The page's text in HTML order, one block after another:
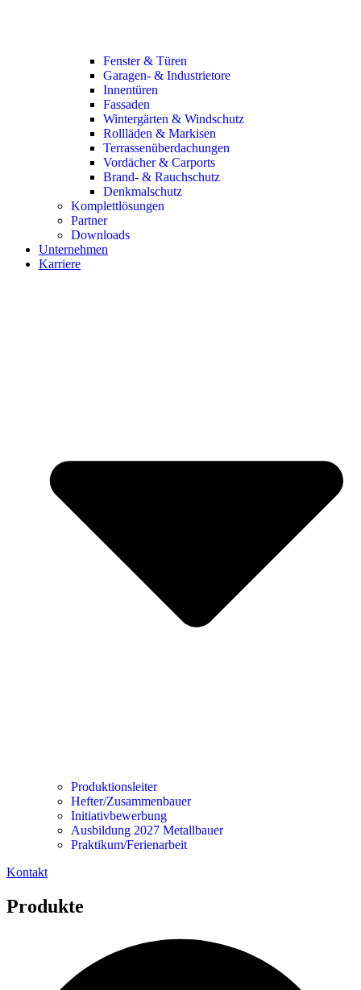
Fenster & Türen
Garagen- & Industrietore
Innentüren
Fassaden
Wintergärten & Windschutz
Rollläden & Markisen
Terrassenüberdachungen
Vordächer & Carports
Brand- & Rauchschutz
Denkmalschutz
Komplettlösungen
Partner
Downloads
Unternehmen
Karriere
Produktionsleiter
Hefter/Zusammenbauer
Initiativbewerbung
Ausbildung 2027 Metallbauer
Praktikum/Ferienarbeit
Kontakt
Produkte